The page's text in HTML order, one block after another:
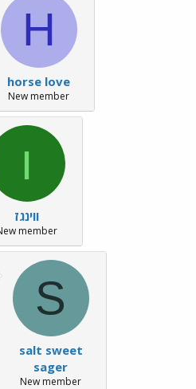
H
horse love
New member
ו
ווינגז
member
S
salt sweet
sager
New member